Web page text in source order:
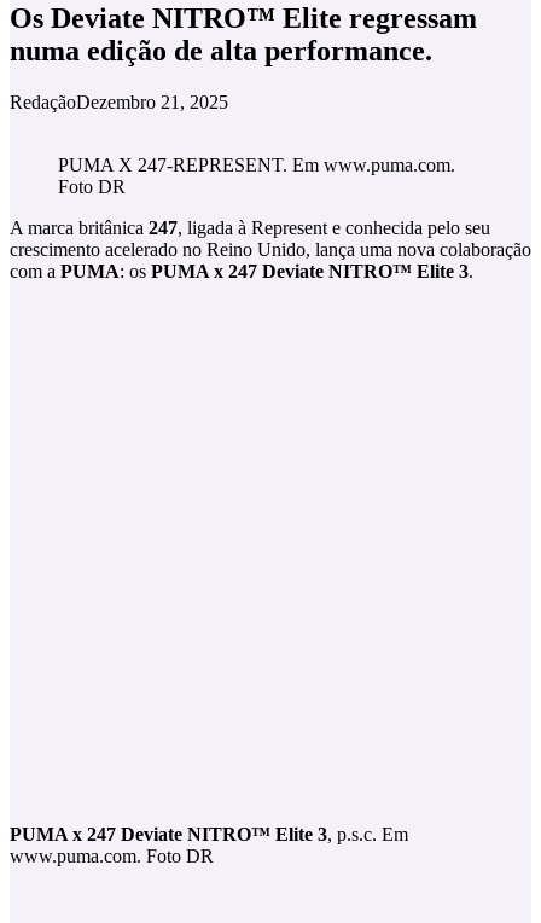
Os Deviate NITRO™ Elite regressam
numa edição de alta performance.
RedaçãoDezembro 21, 2025
PUMA X 247-REPRESENT. Em www.puma.com.
Foto DR
A marca britânica 247, ligada à Represent e conhecida pelo seu
crescimento acelerado no Reino Unido, lança uma nova colaboração
com a PUMA: os PUMA x 247 Deviate NITRO™ Elite 3.
PUMA x 247 Deviate NITRO™ Elite 3, p.s.c. Em
www.puma.com. Foto DR